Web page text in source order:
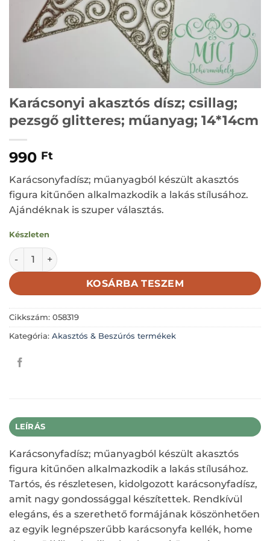
Karácsonyi akasztós dísz; csillag;
pezsgő glitteres; műanyag; 14*14cm
990 Ft
Karácsonyfadísz; műanyagból készült akasztós
figura kitűnően alkalmazkodik a lakás stílusához.
Ajándéknak is szuper választás.
Készleten
Karácsonyi akasztós dísz; csillag; pezsgő glitteres;
KOSÁRBA TESZEM
Cikkszám: 058319
Kategória: Akasztós & Beszúrós termékek
LEÍRÁS
Karácsonyfadísz; műanyagból készült akasztós
figura kitűnően alkalmazkodik a lakás stílusához.
Tartós, és részletesen, kidolgozott karácsonyfadísz,
amit nagy gondossággal készítettek. Rendkívül
elegáns, és a szerethető formájának köszönhetően
az egyik legnépszerűbb karácsonyfa kellék, home